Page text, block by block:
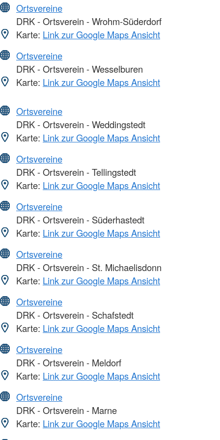
Ortsvereine
DRK - Ortsverein - Wrohm-Süderdorf
Karte: Link zur Google Maps Ansicht
Ortsvereine
DRK - Ortsverein - Wesselburen
Karte: Link zur Google Maps Ansicht
Ortsvereine
DRK - Ortsverein - Weddingstedt
Karte: Link zur Google Maps Ansicht
Ortsvereine
DRK - Ortsverein - Tellingstedt
Karte: Link zur Google Maps Ansicht
Ortsvereine
DRK - Ortsverein - Süderhastedt
Karte: Link zur Google Maps Ansicht
Ortsvereine
DRK - Ortsverein - St. Michaelisdonn
Karte: Link zur Google Maps Ansicht
Ortsvereine
DRK - Ortsverein - Schafstedt
Karte: Link zur Google Maps Ansicht
Ortsvereine
DRK - Ortsverein - Meldorf
Karte: Link zur Google Maps Ansicht
Ortsvereine
DRK - Ortsverein - Marne
Karte: Link zur Google Maps Ansicht